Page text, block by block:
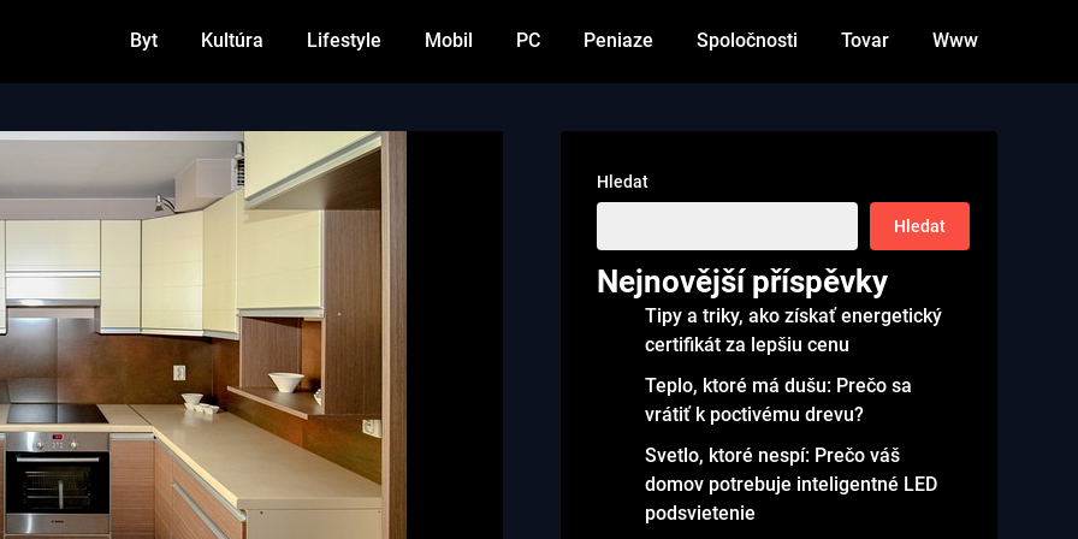
Byt Kultúra Lifestyle Mobil PC Peniaze Spoločnosti Tovar Www
Hledat
Hledat
Nejnovější příspěvky
Tipy a triky, ako získať energetický
certifikát za lepšiu cenu
Teplo, ktoré má dušu: Prečo sa
vrátiť k poctivému drevu?
Svetlo, ktoré nespí: Prečo váš
domov potrebuje inteligentné LED
podsvietenie